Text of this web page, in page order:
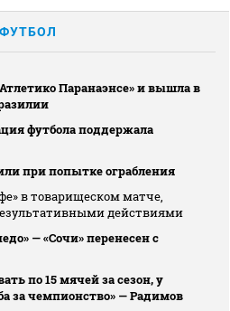
ФУТБОЛ
Паранаэнсе» и вышла в
футбола поддержала
при попытке ограбления
в товарищеском матче,
действиями
— «Сочи» перенесен с
по 15 мячей за сезон, у
за чемпионство» — Радимов